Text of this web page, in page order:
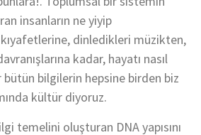
insanların ne yiyip
kıyafetlerine, dinledikleri müzikten,
kadar, hayatı nasıl
bütün bilgilerin hepsine birden biz
kültür diyoruz.
temelini oluşturan DNA yapısını